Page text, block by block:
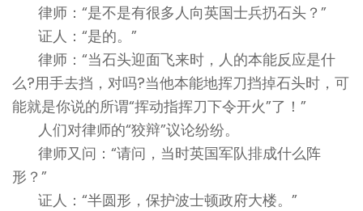
律师：“是不是有很多人向英国士兵扔石头？”
证人：“是的。”
律师：“当石头迎面飞来时，人的本能反应是什
么?用手去挡，对吗?当他本能地挥刀挡掉石头时，可
能就是你说的所谓“挥动指挥刀下令开火”了！”
人们对律师的“狡辩”议论纷纷。
律师又问：“请问，当时英国军队排成什么阵
形？”
证人：“半圆形，保护波士顿政府大楼。”